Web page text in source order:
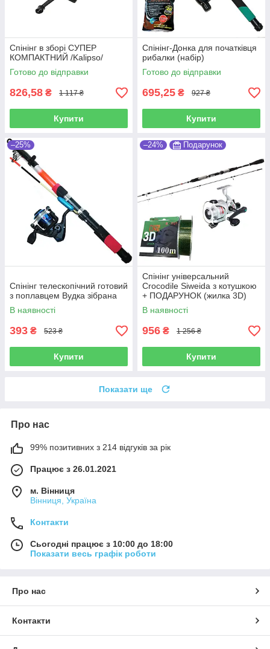
Спінінг в зборі СУПЕР
КОМПАКТНИЙ /Kalipso/
Готово до відправки
826,58 ₴ 1 117 ₴
Купити
Спінінг-Донка для початківця
рибалки (набір)
Готово до відправки
695,25 ₴ 927 ₴
Купити
–25%
Спінінг телескопічний готовий
з поплавцем Вудка зібрана
В наявності
393 ₴ 523 ₴
Купити
–24% Подарунок
Спінінг універсальний
Crocodile Siweida з котушкою
+ ПОДАРУНОК (жилка 3D)
В наявності
956 ₴ 1 256 ₴
Купити
Показати ще
Про нас
99% позитивних з 214 відгуків за рік
Працює з 26.01.2021
м. Вінниця
Вінниця, Україна
Контакти
Сьогодні працює з 10:00 до 18:00
Показати весь графік роботи
Про нас
Контакти